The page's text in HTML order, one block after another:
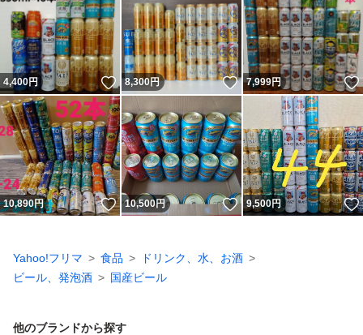
4,400円 いいね！
8,300円 いいね！
7,999円
10,890円 いいね！
10,500円 いいね！
9,500円
Yahoo!フリマ 食品
ドリンク、水、お酒
ビール、発泡酒
国産ビール
他のブランドから探す